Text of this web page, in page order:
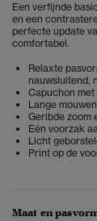
Een verfijnde
en een
perfecte update
comfortabel.
Relaxte
nauwsluitend,
Capuchon
Lange mouwen
Geribde zoom
Eén voorzak
Licht
Print op de
Maat en